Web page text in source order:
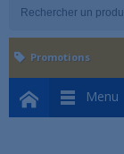
Menu
Promotions